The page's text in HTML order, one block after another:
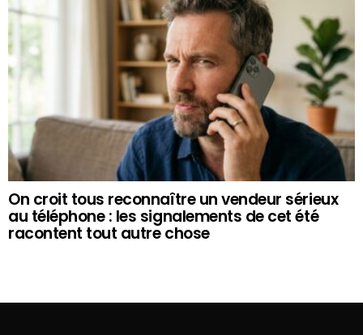
On croit tous reconnaître un vendeur sérieux
au téléphone : les signalements de cet été
racontent tout autre chose